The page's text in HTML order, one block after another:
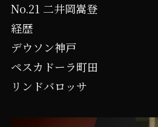
No.21 二井岡嵩登
経歴
デウソン神戸
ペスカドーラ町田
リンドバロッサ